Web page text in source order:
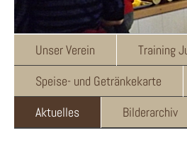
Unser Verein Training
Speise- und Getränkekarte
Aktuelles
Bilderarchiv